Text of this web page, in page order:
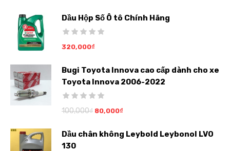
Dầu Hộp Số Ô tô Chính Hãng
320,000₫
Bugi Toyota Innova cao cấp dành cho xe
Toyota Innova 2006-2022
100,000₫ 80,000₫
Dầu chân không Leybold Leybonol LVO
130